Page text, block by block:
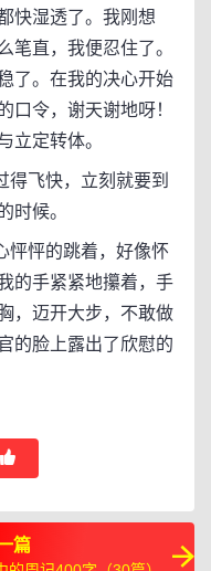
快湿透了。我刚想
笔直，我便忍住了。
了。在我的决心开始
口令，谢天谢地呀！
立定转体。
飞快，立刻就要到
时候。
怦的跳着，好像怀
的手紧紧地攥着，手
，迈开大步，不敢做
的脸上露出了欣慰的
篇